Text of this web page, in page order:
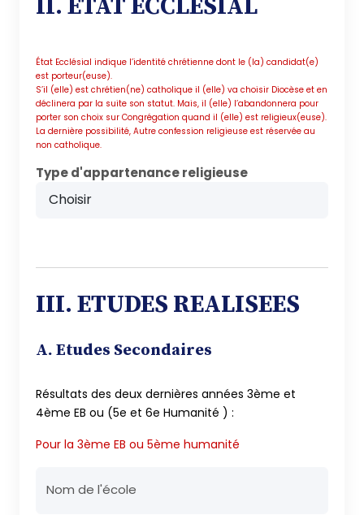
État Ecclésial indique l’identité chrétienne dont le (la) candidat(e)
est porteur(euse).
S’il (elle) est chrétien(ne) catholique il (elle) va choisir Diocèse et en
déclinera par la suite son statut. Mais, il (elle) l’abandonnera pour
porter son choix sur Congrégation quand il (elle) est religieux(euse).
La dernière possibilité, Autre confession religieuse est réservée au
non catholique.
Type d'appartenance religieuse
III. ETUDES REALISEES
A. Etudes Secondaires
Résultats des deux dernières années 3ème et
4ème EB ou (5e et 6e Humanité ) :
Pour la 3ème EB ou 5ème humanité
Nom de l'école